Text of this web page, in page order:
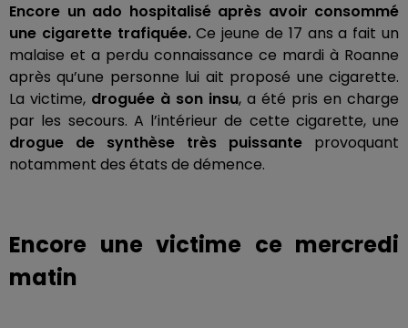
Encore un ado hospitalisé après avoir consommé
une cigarette trafiquée.Ce jeune de 17 ans a fait un
malaise et a perdu connaissance ce mardi à Roanne
après qu’une personne lui ait proposé une cigarette.
La victime, droguée à son insu, a été pris en charge
par les secours. A l’intérieur de cette cigarette, une
drogue de synthèse très puissante provoquant
notamment des états de démence.
Encore une victime ce mercredi
matin